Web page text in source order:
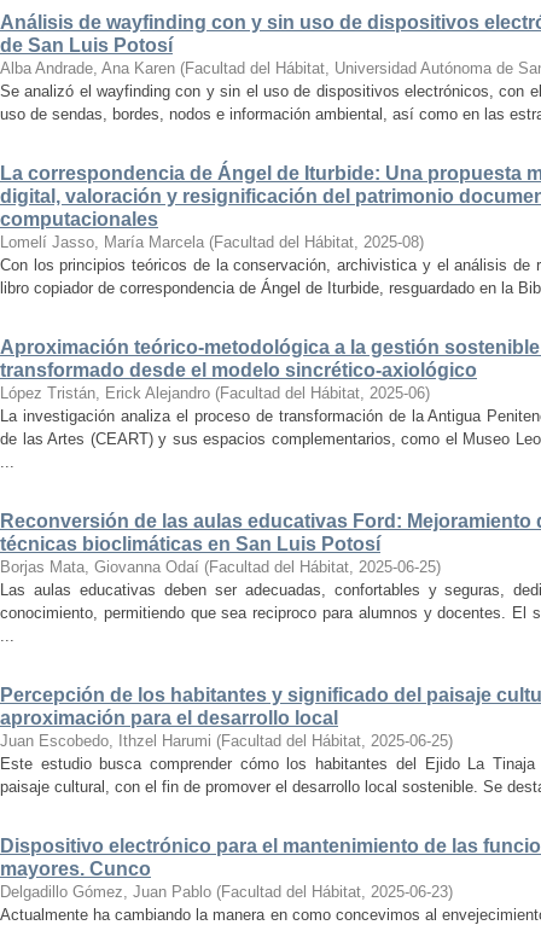
Análisis de wayfinding con y sin uso de dispositivos
de San Luis Potosí
Alba Andrade, Ana Karen (Facultad del Hábitat, Universidad Autónoma de
Se analizó el wayfinding con y sin el uso de dispositivos electrónicos, con
uso de sendas, bordes, nodos e información ambiental, así como en las
La correspondencia de Ángel de Iturbide: Una propuesta
digital, valoración y resignificación del patrimonio
computacionales
Lomelí Jasso, María Marcela (Facultad del Hábitat, 2025-08)
Con los principios teóricos de la conservación, archivistica y el análisis de
libro copiador de correspondencia de Ángel de Iturbide, resguardado en la
Aproximación teórico-metodológica a la gestión
transformado desde el modelo sincrético-axiológico
López Tristán, Erick Alejandro (Facultad del Hábitat, 2025-06)
La investigación analiza el proceso de transformación de la Antigua
de las Artes (CEART) y sus espacios complementarios, como el Museo
...
Reconversión de las aulas educativas Ford:
técnicas bioclimáticas en San Luis Potosí
Borjas Mata, Giovanna Odaí (Facultad del Hábitat, 2025-06-25)
Las aulas educativas deben ser adecuadas, confortables y seguras,
conocimiento, permitiendo que sea reciproco para alumnos y docentes. El
...
Percepción de los habitantes y significado del paisaje
aproximación para el desarrollo local
Juan Escobedo, Ithzel Harumi (Facultad del Hábitat, 2025-06-25)
Este estudio busca comprender cómo los habitantes del Ejido La
paisaje cultural, con el fin de promover el desarrollo local sostenible. Se
Dispositivo electrónico para el mantenimiento de las
mayores. Cunco
Delgadillo Gómez, Juan Pablo (Facultad del Hábitat, 2025-06-23)
Actualmente ha cambiando la manera en como concevimos al